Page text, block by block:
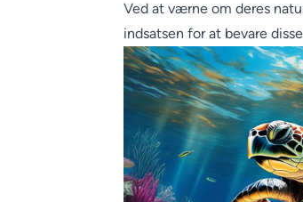
Ved at værne om deres
indsatsen for at bevare